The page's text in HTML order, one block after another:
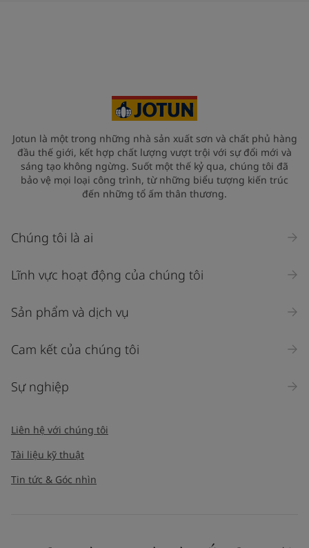
Jotun là một trong những nhà sản xuất sơn và chất phủ hàng
đầu thế giới, kết hợp chất lượng vượt trội với sự đổi mới và
sáng tạo không ngừng. Suốt một thế kỷ qua, chúng tôi đã
bảo vệ mọi loại công trình, từ những biểu tượng kiến trúc
đến những tổ ấm thân thương.
Chúng tôi là ai
Lĩnh vực hoạt động của chúng tôi
Sản phẩm và dịch vụ
Cam kết của chúng tôi
Sự nghiệp
Liên hệ với chúng tôi
Tài liệu kỹ thuật
Tin tức & Góc nhìn